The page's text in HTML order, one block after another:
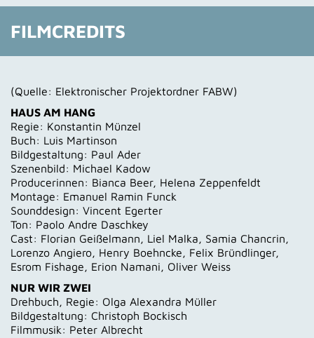
FILMCREDITS
(Quelle: Elektronischer Projektordner FABW)
HAUS AM HANG
Regie: Konstantin Münzel
Buch: Luis Martinson
Bildgestaltung: Paul Ader
Szenenbild: Michael Kadow
Producerinnen: Bianca Beer, Helena Zeppenfeldt
Montage: Emanuel Ramin Funck
Sounddesign: Vincent Egerter
Ton: Paolo Andre Daschkey
Cast: Florian Geißelmann, Liel Malka, Samia Chancrin,
Lorenzo Angiero, Henry Boehncke, Felix Bründlinger,
Esrom Fishage, Erion Namani, Oliver Weiss
NUR WIR ZWEI
Drehbuch, Regie: Olga Alexandra Müller
Bildgestaltung: Christoph Bockisch
Filmmusik: Peter Albrecht